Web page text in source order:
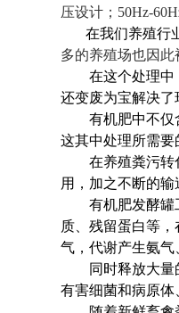
压设计；50Hz-
在我们养殖行
多的养殖场也因
在这个处理中，
还变废为宝解决
有机肥中不仅含
这其中处理所需
在养殖粪污转化
用，加之不断的
有机肥发酵罐工
质、残留蛋白等
气，代谢产生氨气
同时释放大量的
有害细菌和病原